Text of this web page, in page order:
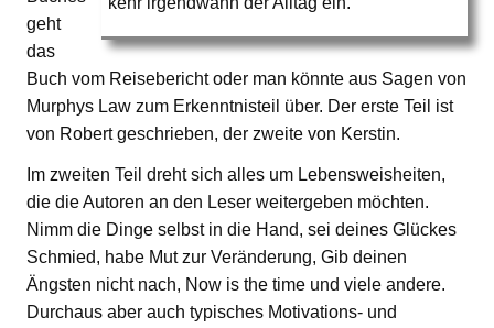
geht
das
Buch vom Reisebericht oder man könnte aus Sagen von
Murphys Law zum Erkenntnisteil über. Der erste Teil ist
von Robert geschrieben, der zweite von Kerstin.
Im zweiten Teil dreht sich alles um Lebensweisheiten,
die die Autoren an den Leser weitergeben möchten.
Nimm die Dinge selbst in die Hand, sei deines Glückes
Schmied, habe Mut zur Veränderung, Gib deinen
Ängsten nicht nach, Now is the time und viele andere.
Durchaus aber auch typisches Motivations- und